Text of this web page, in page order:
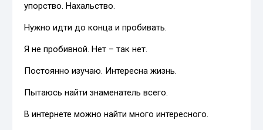
упорство. Нахальство.
Нужно идти до конца и пробивать.
Я не пробивной. Нет – так нет.
Постоянно изучаю. Интересна жизнь.
Пытаюсь найти знаменатель всего.
В интернете можно найти много интересного.